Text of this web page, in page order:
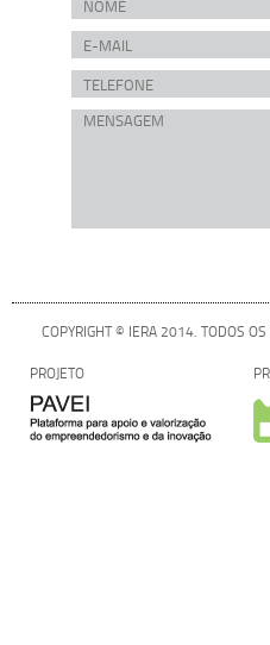
COPYRIGHT © IERA 2014. TODOS
PROJETO